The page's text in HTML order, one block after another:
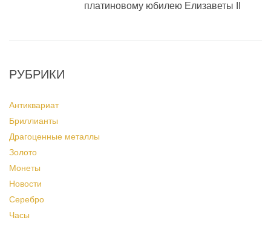
платиновому юбилею Елизаветы II
РУБРИКИ
Антиквариат
Бриллианты
Драгоценные металлы
Золото
Монеты
Новости
Серебро
Часы